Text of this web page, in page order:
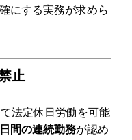
にする実務が求めら
止
法定休日労働を可能
間の連続勤務が認め